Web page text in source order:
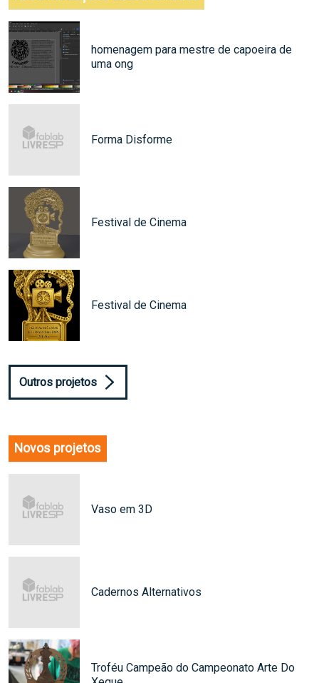
homenagem para mestre de capoeira de
uma ong
Forma Disforme
Festival de Cinema
Festival de Cinema
Outros projetos
Novos projetos
Vaso em 3D
Cadernos Alternativos
Troféu Campeão do Campeonato Arte Do